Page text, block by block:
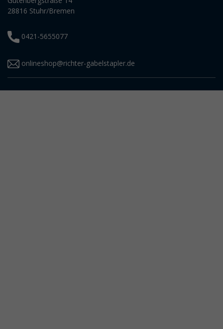
28816 Stuhr/Bremen
0421-5655077
onlineshop@richter-gabelstapler.de